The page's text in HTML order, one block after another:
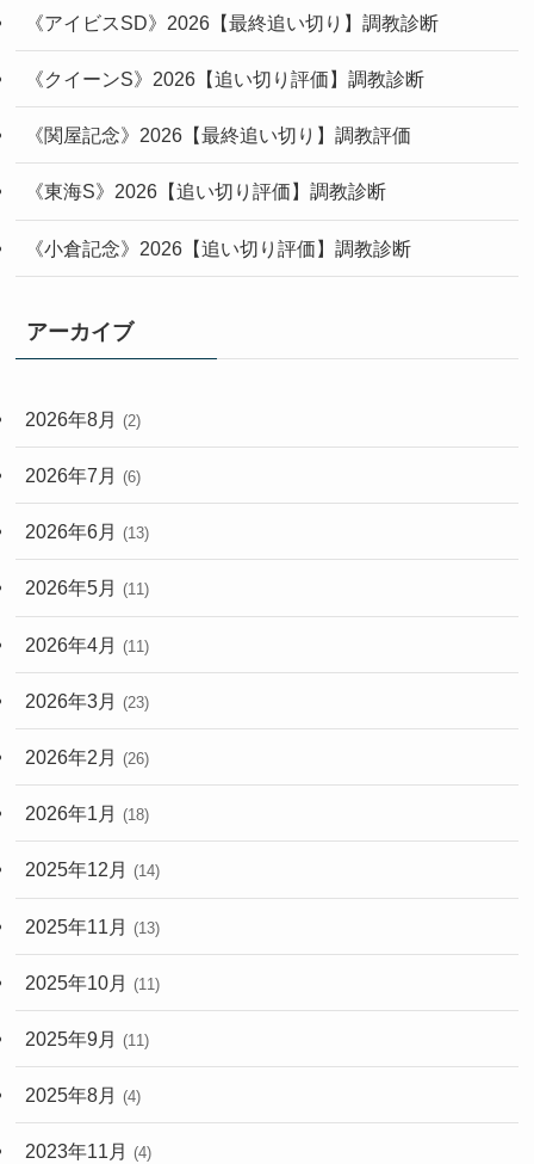
《アイビスSD》2026【最終追い切り】調教診断
《クイーンS》2026【追い切り評価】調教診断
《関屋記念》2026【最終追い切り】調教評価
《東海S》2026【追い切り評価】調教診断
《小倉記念》2026【追い切り評価】調教診断
アーカイブ
2026年8月 (2)
2026年7月 (6)
2026年6月 (13)
2026年5月 (11)
2026年4月 (11)
2026年3月 (23)
2026年2月 (26)
2026年1月 (18)
2025年12月 (14)
2025年11月 (13)
2025年10月 (11)
2025年9月 (11)
2025年8月 (4)
2023年11月 (4)